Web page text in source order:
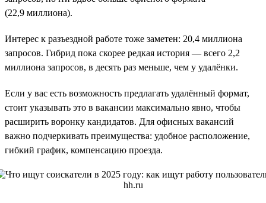
(22,9 миллиона).
Интерес к разъездной работе тоже заметен: 20,4 миллиона
запросов. Гибрид пока скорее редкая история — всего 2,2
миллиона запросов, в десять раз меньше, чем у удалёнки.
Если у вас есть возможность предлагать удалённый формат,
стоит указывать это в вакансии максимально явно, чтобы
расширить воронку кандидатов. Для офисных вакансий
важно подчеркивать преимущества: удобное расположение,
гибкий график, компенсацию проезда.